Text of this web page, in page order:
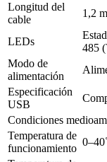
Longitud del
cable
1,2 m
LEDs
485
Modo de
alimentación
Especificación
USB
Condiciones
Temperatura de
funcionamiento